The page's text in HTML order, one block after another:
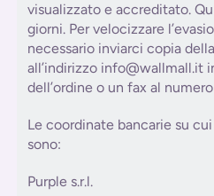
visualizzato e accreditato.
giorni. Per velocizzare
necessario inviarci copia
all’indirizzo info@wallmall.it
dell’ordine o un fax al
Le coordinate bancarie su
sono:
Purple s.r.l.